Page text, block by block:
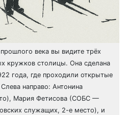
века вы видите трёх
кружков столицы. Она сделана
года, где проходили открытые
направо: Антонина
Мария Фетисова (СОБС —
служащих, 2-е место), и